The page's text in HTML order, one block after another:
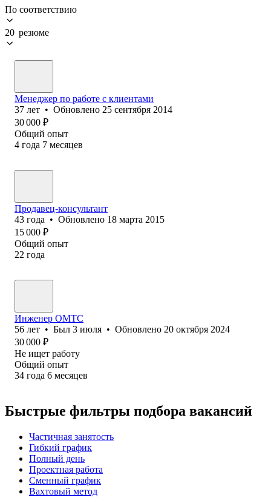
По соответствию
20 резюме
Менеджер по работе с клиентами
37 лет • Обновлено 25 сентября 2014
30 000 ₽
Общий опыт
4 года 7 месяцев
Продавец-консультант
43 года • Обновлено 18 марта 2015
15 000 ₽
Общий опыт
22 года
Инженер ОМТС
56 лет • Был 3 июля • Обновлено 20 октября 2024
30 000 ₽
Не ищет работу
Общий опыт
34 года 6 месяцев
Быстрые фильтры подбора вакансий
Частичная занятость
Гибкий график
Полный день
Проектная работа
Сменный график
Вахтовый метод